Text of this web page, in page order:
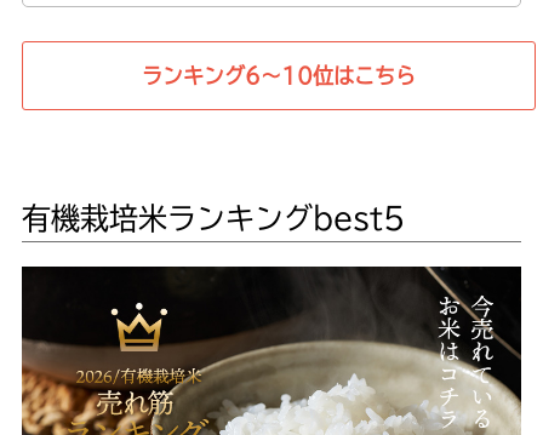
ランキング6〜10位はこちら
有機栽培米ランキングbest5